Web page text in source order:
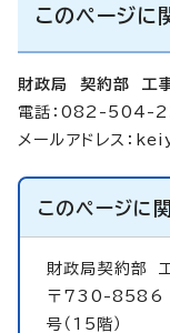
このページに
財政局 契約部 工
電話：082-504-
メールアドレス：
このページに
財政局契約部
〒730-8586
号（15階）